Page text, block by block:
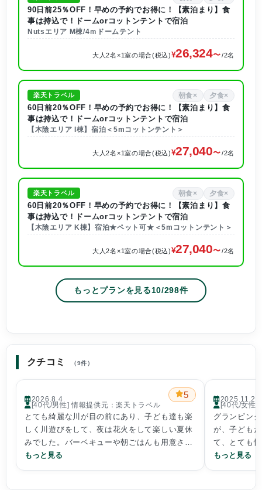
90日前25％OFF！早めの予約でお得に！【素泊まり】食
事は持込で！ドームorコットンテントで宿泊
Nutsエリア M棟/4ｍドームテント
大人2名×1室の場合(税込) 26,324 /2名
楽天トラベル 朝食× 夕食×
60日前20％OFF！早めの予約でお得に！【素泊まり】食
事は持込で！ドームorコットンテントで宿泊
【木陰エリア I棟】宿泊＜5mコットンテント＞
大人2名×1室の場合(税込) 27,040 /2名
楽天トラベル 朝食× 夕食×
60日前20％OFF！早めの予約でお得に！【素泊まり】食
事は持込で！ドームorコットンテントで宿泊
【木陰エリア K棟】宿泊★ペット可★＜5mコットンテント＞
大人2名×1室の場合(税込) 27,040 /2名
もっとプランを見る10/298件
クチコミ （9件）
2026.8.4 5
[40代/男性] 情報提供元：楽天トラベル
とても綺麗な川が目の前にあり、子ども達も楽
しく川遊びをして、夜は花火をして楽しい夏休
みでした。バーベキューや朝ごはんも用意され
た食材、機材で自分たちで作って食べました。
もっと見る
2025.11.22
[40代/女性]
グランピン
が、子ども
て、とても
ご飯も食べ
もっと見る